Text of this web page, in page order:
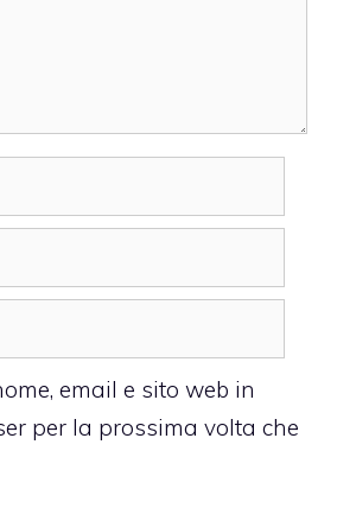
email e sito web in
per la prossima volta che